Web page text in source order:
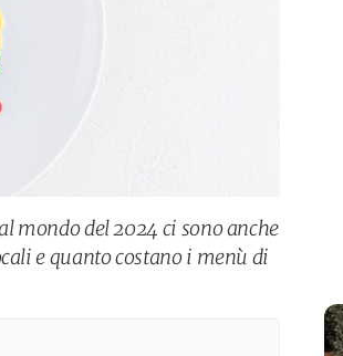
mondo del 2024 ci sono anche
e quanto costano i menù di